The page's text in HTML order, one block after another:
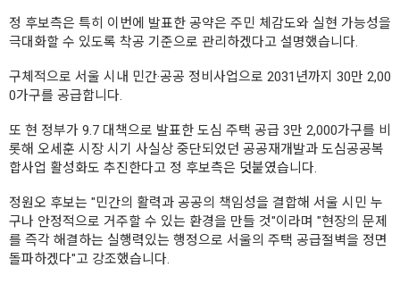
정 후보측은 특히 이번에 발표한 공약은 주민 체감도와 실현 가능성을
극대화할 수 있도록 착공 기준으로 관리하겠다고 설명했습니다.
구체적으로 서울 시내 민간·공공 정비사업으로 2031년까지 30만 2,00
0가구를 공급합니다.
또 현 정부가 9.7 대책으로 발표한 도심 주택 공급 3만 2,000가구를 비
롯해 오세훈 시장 시기 사실상 중단되었던 공공재개발과 도심공공복
합사업 활성화도 추진한다고 정 후보측은 덧붙였습니다.
정원오 후보는 "민간의 활력과 공공의 책임성을 결합해 서울 시민 누
구나 안정적으로 거주할 수 있는 환경을 만들 것"이라며 "현장의 문제
를 즉각 해결하는 실행력있는 행정으로 서울의 주택 공급절벽을 정면
돌파하겠다"고 강조했습니다.